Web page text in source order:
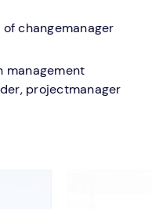
changemanager
management
projectmanager